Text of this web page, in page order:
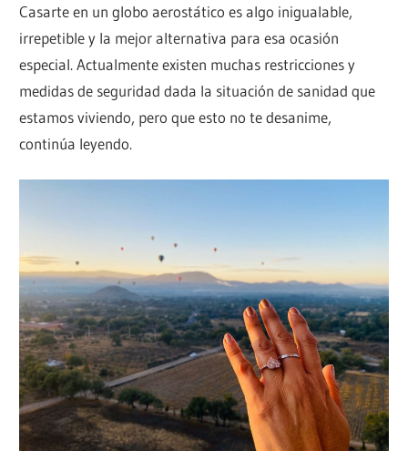
Casarte en un globo aerostático es algo inigualable,
irrepetible y la mejor alternativa para esa ocasión
especial. Actualmente existen muchas restricciones y
medidas de seguridad dada la situación de sanidad que
estamos viviendo, pero que esto no te desanime,
continúa leyendo.